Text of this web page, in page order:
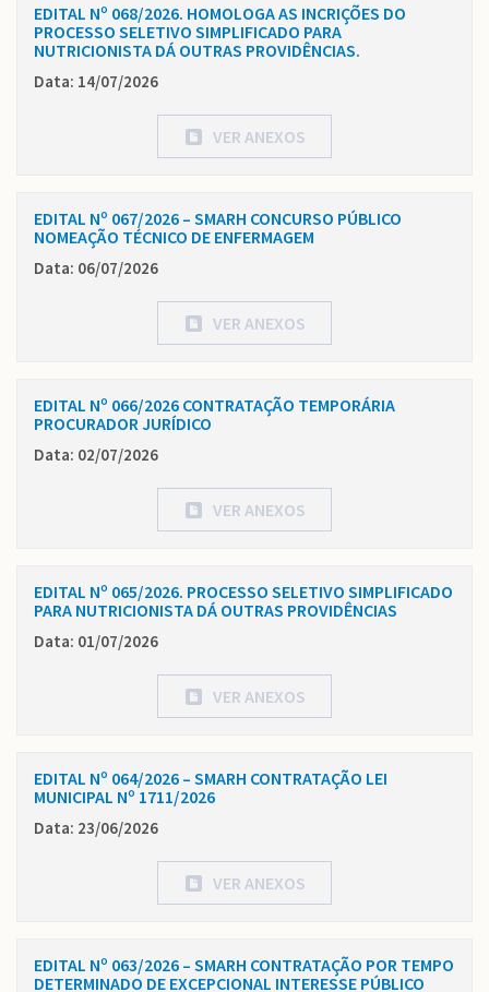
EDITAL Nº 068/2026. HOMOLOGA AS INCRIÇÕES DO
PROCESSO SELETIVO SIMPLIFICADO PARA
NUTRICIONISTA DÁ OUTRAS PROVIDÊNCIAS.
Data: 14/07/2026
VER ANEXOS
EDITAL Nº 067/2026 – SMARH CONCURSO PÚBLICO
NOMEAÇÃO TÉCNICO DE ENFERMAGEM
Data: 06/07/2026
VER ANEXOS
EDITAL Nº 066/2026 CONTRATAÇÃO TEMPORÁRIA
PROCURADOR JURÍDICO
Data: 02/07/2026
VER ANEXOS
EDITAL Nº 065/2026. PROCESSO SELETIVO SIMPLIFICADO
PARA NUTRICIONISTA DÁ OUTRAS PROVIDÊNCIAS
Data: 01/07/2026
VER ANEXOS
EDITAL Nº 064/2026 – SMARH CONTRATAÇÃO LEI
MUNICIPAL Nº 1711/2026
Data: 23/06/2026
VER ANEXOS
EDITAL Nº 063/2026 – SMARH CONTRATAÇÃO POR TEMPO
DETERMINADO DE EXCEPCIONAL INTERESSE PÚBLICO